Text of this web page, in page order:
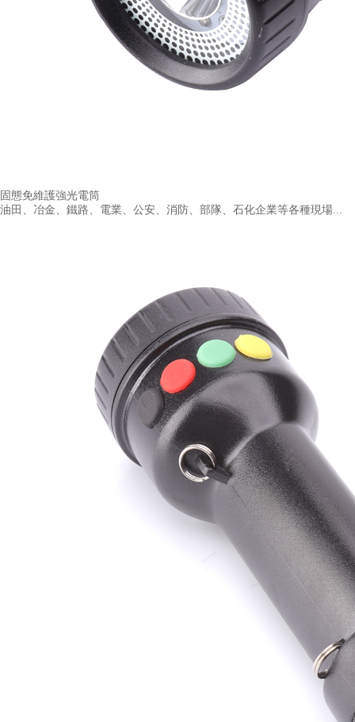
固態免維護強光電筒
油田、冶金、鐵路、電業、公安、消防、部隊、石化企業等各種現場...